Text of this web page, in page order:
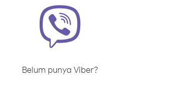
Belum punya Viber?